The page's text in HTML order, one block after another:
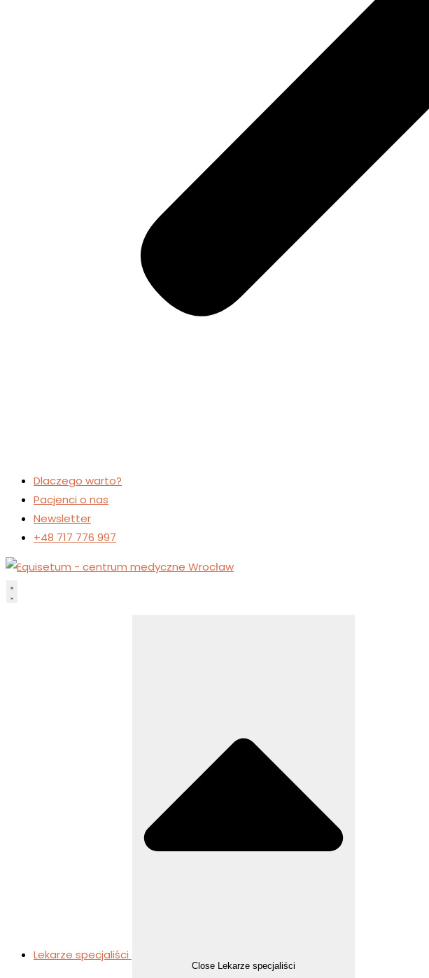
Dlaczego warto?
Pacjenci o nas
Newsletter
+48 717 776 997
Lekarze specjaliści
Close Lekarze specjaliści